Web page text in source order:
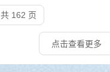
共 162 页
点击查看更多